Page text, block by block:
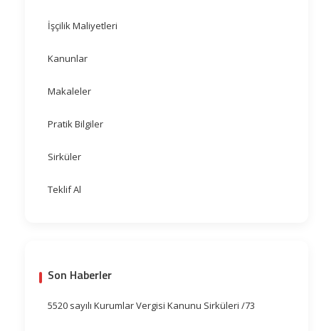
İşçilik Maliyetleri
Kanunlar
Makaleler
Pratik Bilgiler
Sirküler
Teklif Al
Son Haberler
5520 sayılı Kurumlar Vergisi Kanunu Sirküleri /73